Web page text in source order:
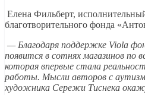
Елена Фильберт,
благотворительного фонда
— Благодаря поддержке Viola
появится в сотнях магазинов по
которая впервые стала
работы. Мысли авторов с
художника Сережи Тиснека